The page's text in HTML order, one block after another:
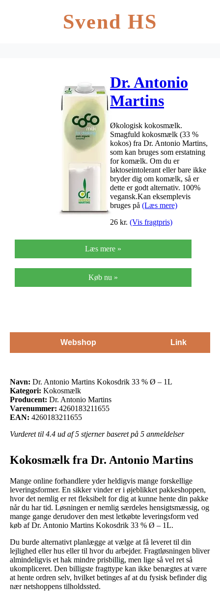
Svend HS
Dr. Antonio
Martins
Kokosdrik 33
% Ø – 1L
Økologisk kokosmælk.
Smagfuld kokosmælk (33 %
kokos) fra Dr. Antonio Martins,
som kan bruges som erstatning
for komælk. Om du er
laktoseintolerant eller bare ikke
bryder dig om komælk, så er
dette er godt alternativ. 100%
vegansk.Kan eksemplevis
bruges på (Læs mere)
26 kr. (Vis fragtpris)
Læs mere »
Køb nu »
Webshop Link
Navn: Dr. Antonio Martins Kokosdrik 33 % Ø – 1L
Kategori: Kokosmælk
Producent: Dr. Antonio Martins
Varenummer: 4260183211655
EAN: 4260183211655
Vurderet til 4.4 ud af 5 stjerner baseret på 5 anmeldelser
Kokosmælk fra Dr. Antonio Martins
Mange online forhandlere yder heldigvis mange forskellige
leveringsformer. En sikker vinder er i øjeblikket pakkeshoppen,
hvor det nemlig er ret fleksibelt for dig at kunne hente din pakke
når du har tid. Løsningen er nemlig særdeles hensigtsmæssig, og
mange gange derudover den mest letkøbte leveringsform ved
køb af Dr. Antonio Martins Kokosdrik 33 % Ø – 1L.
Du burde alternativt planlægge at vælge at få leveret til din
lejlighed eller hus eller til hvor du arbejder. Fragtløsningen bliver
almindeligvis et hak mindre prisbillig, men lige så vel ret så
ukompliceret. Den billigste fragttype kan ikke benægtes at være
at hente ordren selv, hvilket betinges af at du fysisk befinder dig
nær netshoppens tilholdssted.